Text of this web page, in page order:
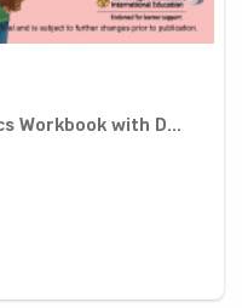
Workbook with D...